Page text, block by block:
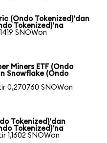
(Ondo Tokenized)'dan
Tokenized)'na
SNOWon
Miners ETF (Ondo
Snowflake (Ondo
0,270760 SNOWon
Tokenized)'dan
Tokenized)'na
1,1602 SNOWon